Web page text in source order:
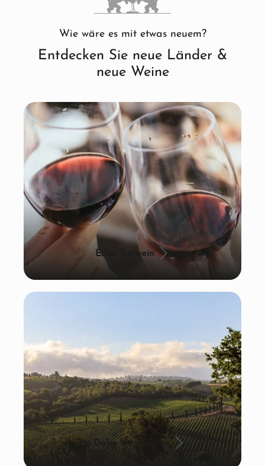
Wie wäre es mit etwas neuem?
Entdecken Sie neue Länder &
neue Weine
Edler Rotwein
La Dolce Vita: Italien